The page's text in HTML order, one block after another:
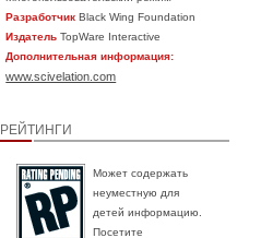
Разработчик Black Wing Foundation
Издатель TopWare Interactive
Дополнительная информация:
www.scivelation.com
РЕЙТИНГИ
Может содержать
неуместную для
детей информацию.
Посетите